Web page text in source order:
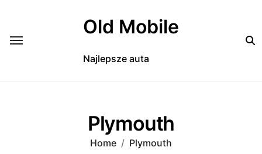
Old Mobile
Najlepsze auta
Plymouth
Home Plymouth